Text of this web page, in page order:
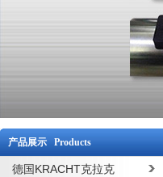
产品展示 Products
德国KRACHT克拉克